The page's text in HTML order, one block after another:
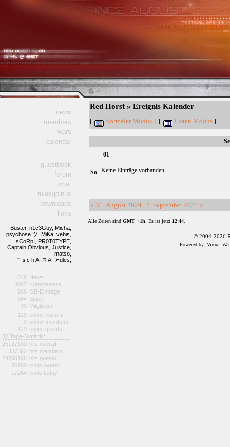
news
members
wars
calendar
guestbook
forum
chat
rules/joinus
downloads
links
Buster, n1c3Guy, Micha,
psychose ツ,
MiKa, vebis,
sCoRpI,
PR0T0TYPE,
Captain Obvious, Justice,
matso,
Ｔｓc h A I Ҟ A . Яules,
348 News
3967 Kommentare
266 GB-Einträge
644 Spiele
30 Mitglieder
129 online visitors
0 online members
129 online guests
30 Tage-Statistik:
25127530 hits overall
337362 hits members
24790168 hits guests
30180 visits overall
17264 visits today
Red Horst » Ereignis Kalender
[ Normaler Modus ] [ Listen Modus ]
So
01
Keine Einträge vorhanden
« 31. August 2024 - 2. September 2024 »
Alle Zeiten sindGMT +1h . Es ist jetzt 12:44
© 2004-2026
Powered by: Virtual